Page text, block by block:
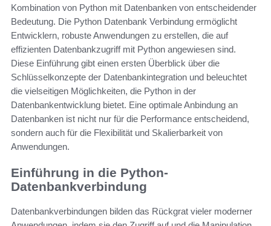
Kombination von Python mit Datenbanken von entscheidender
Bedeutung. Die Python Datenbank Verbindung ermöglicht
Entwicklern, robuste Anwendungen zu erstellen, die auf
effizienten Datenbankzugriff mit Python angewiesen sind.
Diese Einführung gibt einen ersten Überblick über die
Schlüsselkonzepte der Datenbankintegration und beleuchtet
die vielseitigen Möglichkeiten, die Python in der
Datenbankentwicklung bietet. Eine optimale Anbindung an
Datenbanken ist nicht nur für die Performance entscheidend,
sondern auch für die Flexibilität und Skalierbarkeit von
Anwendungen.
Einführung in die Python-
Datenbankverbindung
Datenbankverbindungen bilden das Rückgrat vieler moderner